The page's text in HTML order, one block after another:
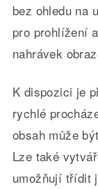
bez ohledu na
pro prohlížení
nahrávek
K dispozici je
rychlé
obsah může
Lze také
umožňují třídit